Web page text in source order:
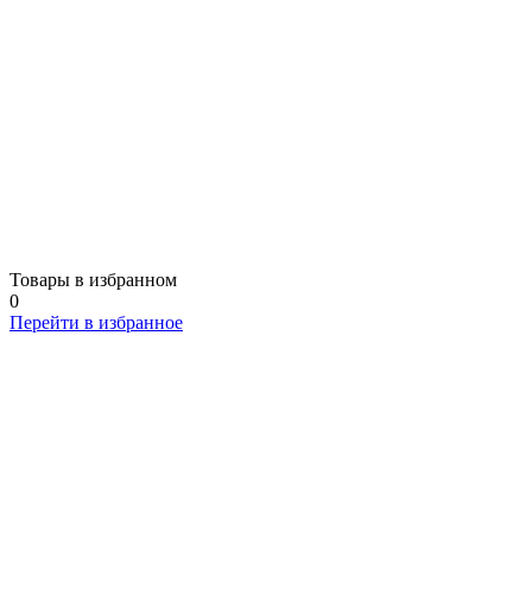
Товары в избранном
0
Перейти в избранное